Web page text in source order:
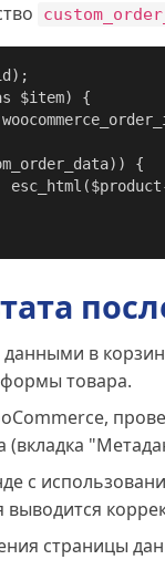
$item) {
данными в
товара.
(вкладка
с
страницы